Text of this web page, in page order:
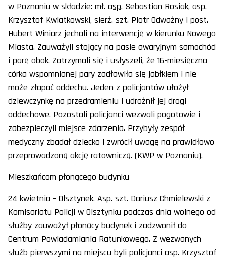
w Poznaniu w składzie: mł. asp. Sebastian Rosiak, asp.
Krzysztof Kwiatkowski, sierż. szt. Piotr Odważny i post.
Hubert Winiarz jechali na interwencję w kierunku Nowego
Miasta. Zauważyli stojący na pasie awaryjnym samochód
i parę obok. Zatrzymali się i usłyszeli, że 16-miesięczna
córka wspomnianej pary zadławiła się jabłkiem i nie
może złapać oddechu. Jeden z policjantów ułożył
dziewczynkę na przedramieniu i udrożnił jej drogi
oddechowe. Pozostali policjanci wezwali pogotowie i
zabezpieczyli miejsce zdarzenia. Przybyły zespół
medyczny zbadał dziecko i zwrócił uwagę na prawidłowo
przeprowadzoną akcję ratowniczą. (KWP w Poznaniu).
Mieszkańcom płonącego budynku
24 kwietnia – Olsztynek. Asp. szt. Dariusz Chmielewski z
Komisariatu Policji w Olsztynku podczas dnia wolnego od
służby zauważył płonący budynek i zadzwonił do
Centrum Powiadamiania Ratunkowego. Z wezwanych
służb pierwszymi na miejscu byli policjanci asp. Krzysztof